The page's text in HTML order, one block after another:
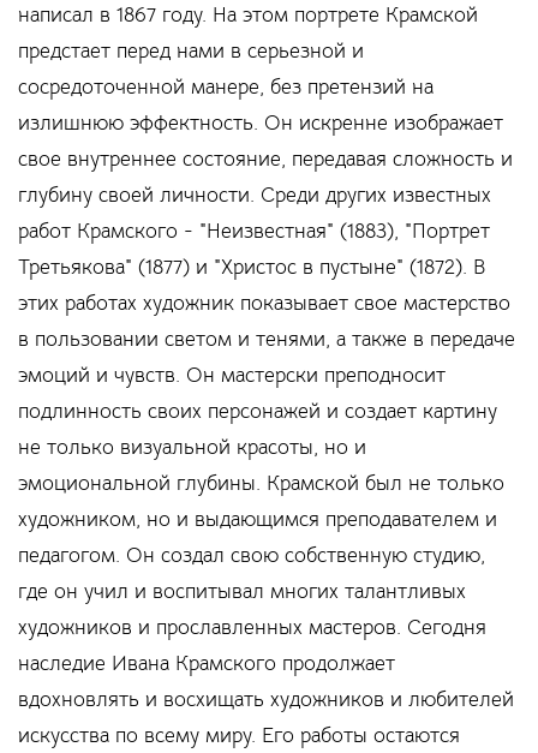
написал в 1867 году. На этом портрете Крамской
предстает перед нами в серьезной и
сосредоточенной манере, без претензий на
излишнюю эффектность. Он искренне изображает
свое внутреннее состояние, передавая сложность и
глубину своей личности. Среди других известных
работ Крамского - "Неизвестная" (1883), "Портрет
Третьякова" (1877) и "Христос в пустыне" (1872). В
этих работах художник показывает свое мастерство
в пользовании светом и тенями, а также в передаче
эмоций и чувств. Он мастерски преподносит
подлинность своих персонажей и создает картину
не только визуальной красоты, но и
эмоциональной глубины. Крамской был не только
художником, но и выдающимся преподавателем и
педагогом. Он создал свою собственную студию,
где он учил и воспитывал многих талантливых
художников и прославленных мастеров. Сегодня
наследие Ивана Крамского продолжает
вдохновлять и восхищать художников и любителей
искусства по всему миру. Его работы остаются